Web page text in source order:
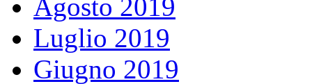
Agosto 2019
Luglio 2019
Giugno 2019